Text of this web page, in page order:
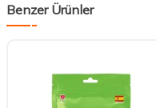
Benzer Ürünler